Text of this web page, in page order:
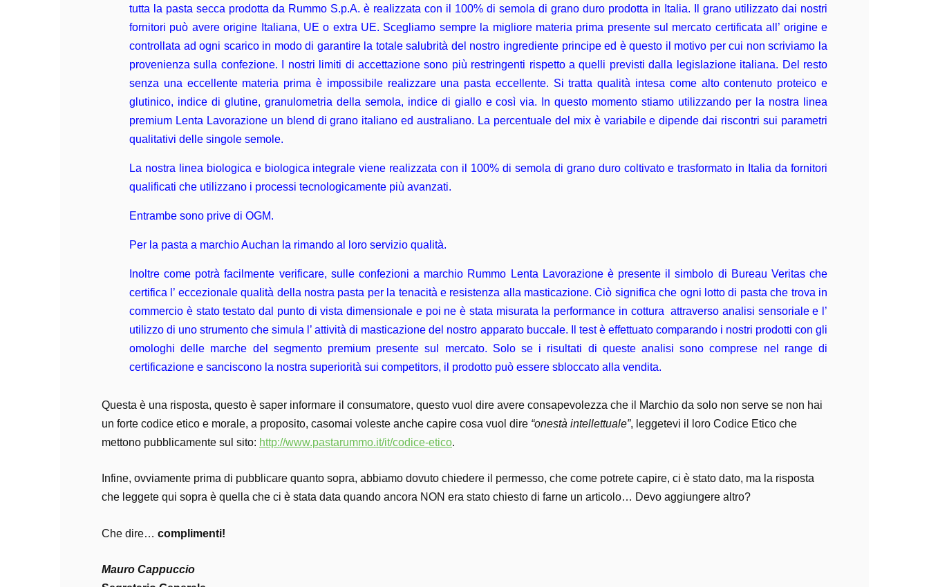
tutta la pasta secca prodotta da Rummo S.p.A. è realizzata con il 100% di semola di grano duro prodotta in Italia. Il grano utilizzato dai nostri
fornitori può avere origine Italiana, UE o extra UE. Scegliamo sempre la migliore materia prima presente sul mercato certificata all’ origine e
controllata ad ogni scarico in modo di garantire la totale salubrità del nostro ingrediente principe ed è questo il motivo per cui non scriviamo la
provenienza sulla confezione. I nostri limiti di accettazione sono più restringenti rispetto a quelli previsti dalla legislazione italiana. Del resto
senza una eccellente materia prima è impossibile realizzare una pasta eccellente. Si tratta qualità intesa come alto contenuto proteico e
glutinico, indice di glutine, granulometria della semola, indice di giallo e così via. In questo momento stiamo utilizzando per la nostra linea
premium Lenta Lavorazione un blend di grano italiano ed australiano. La percentuale del mix è variabile e dipende dai riscontri sui parametri
qualitativi delle singole semole.
La nostra linea biologica e biologica integrale viene realizzata con il 100% di semola di grano duro coltivato e trasformato in Italia da fornitori
qualificati che utilizzano i processi tecnologicamente più avanzati.
Entrambe sono prive di OGM.
Per la pasta a marchio Auchan la rimando al loro servizio qualità.
Inoltre come potrà facilmente verificare, sulle confezioni a marchio Rummo Lenta Lavorazione è presente il simbolo di Bureau Veritas che
certifica l’ eccezionale qualità della nostra pasta per la tenacità e resistenza alla masticazione. Ciò significa che ogni lotto di pasta che trova in
commercio è stato testato dal punto di vista dimensionale e poi ne è stata misurata la performance in cottura attraverso analisi sensoriale e l’
utilizzo di uno strumento che simula l’ attività di masticazione del nostro apparato buccale. Il test è effettuato comparando i nostri prodotti con gli
omologhi delle marche del segmento premium presente sul mercato. Solo se i risultati di queste analisi sono comprese nel range di
certificazione e sanciscono la nostra superiorità sui competitors, il prodotto può essere sbloccato alla vendita.
Questa è una risposta, questo è saper informare il consumatore, questo vuol dire avere consapevolezza che il Marchio da solo non serve se non hai
un forte codice etico e morale, a proposito, casomai voleste anche capire cosa vuol dire “onestà intellettuale”, leggetevi il loro Codice Etico che
mettono pubblicamente sul sito: http://www.pastarummo.it/it/codice-etico.
Infine, ovviamente prima di pubblicare quanto sopra, abbiamo dovuto chiedere il permesso, che come potrete capire, ci è stato dato, ma la risposta
che leggete qui sopra è quella che ci è stata data quando ancora NON era stato chiesto di farne un articolo… Devo aggiungere altro?
Che dire… complimenti!
Mauro Cappuccio